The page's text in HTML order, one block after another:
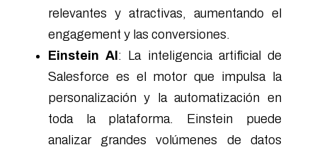
relevantes y atractivas, aumentando el
engagement y las conversiones.
Einstein AI: La inteligencia artificial de
Salesforce es el motor que impulsa la
personalización y la automatización en
toda la plataforma. Einstein puede
analizar grandes volúmenes de datos